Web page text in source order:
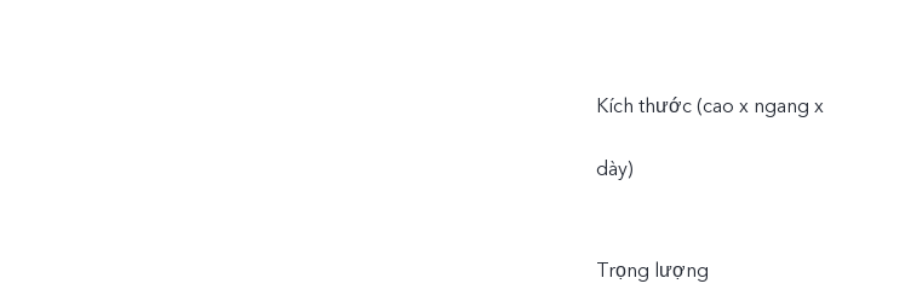
Kích thước (cao x ngang x
dày)
Trọng lượng